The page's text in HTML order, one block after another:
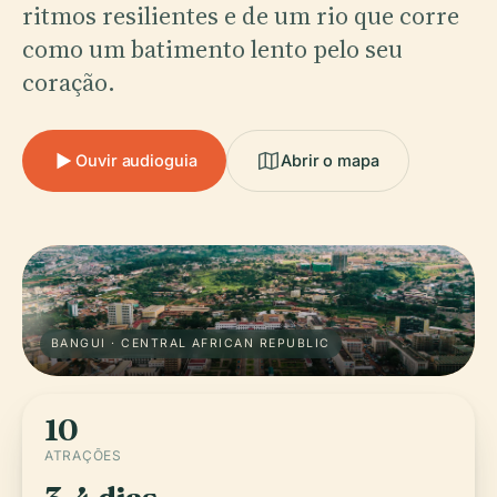
ritmos resilientes e de um rio que corre
como um batimento lento pelo seu
coração.
Ouvir audioguia Abrir o mapa
BANGUI · CENTRAL AFRICAN REPUBLIC
10
ATRAÇÕES